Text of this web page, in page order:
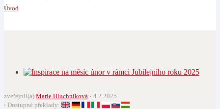
Úvod
zveřejnil(a) Marie Hluchníková
4.2.2025
Dostupné překlady: